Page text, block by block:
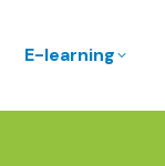
E-learning